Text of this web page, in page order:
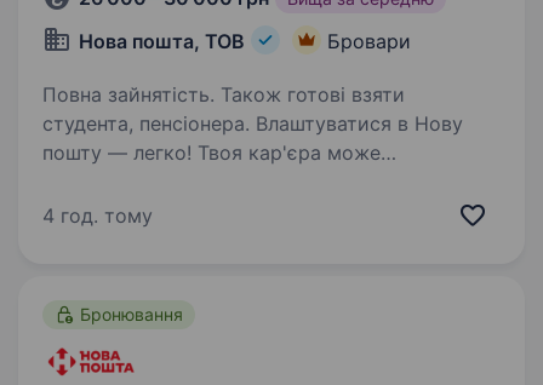
Нова пошта, ТОВ Бровари
Повна зайнятість. Також готові взяти
студента, пенсіонера. Влаштуватися в Нову
пошту — легко! Твоя кар'єра може
ми в пошуку оператора поштового відділення.
4 год. тому
Бронювання